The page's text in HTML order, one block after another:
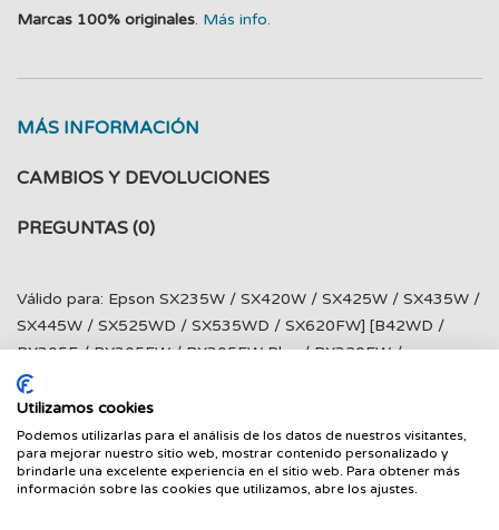
Marcas 100% originales. Más info.
MÁS INFORMACIÓN
CAMBIOS Y DEVOLUCIONES
PREGUNTAS (0)
Válido para: Epson SX235W / SX420W / SX425W / SX435W /
SX445W / SX525WD / SX535WD / SX620FW] [B42WD /
BX305F / BX305FW / BX305FW Plus / BX320FW /
BX525WD / BX535WD / BX625FW / BX625FWD / BX630FW
/ BX635FWD / BX925FWD / BX935FWD ] [WF7015 /
WF7515 / WF7525
Utilizamos cookies
Podemos utilizarlas para el análisis de los datos de nuestros visitantes,
para mejorar nuestro sitio web, mostrar contenido personalizado y
brindarle una excelente experiencia en el sitio web. Para obtener más
información sobre las cookies que utilizamos, abre los ajustes.